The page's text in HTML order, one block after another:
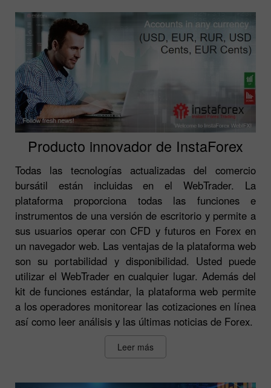
Producto innovador de InstaForex
Todas las tecnologías actualizadas del comercio
bursátil están incluidas en el WebTrader. La
plataforma proporciona todas las funciones e
instrumentos de una versión de escritorio y permite a
sus usuarios operar con CFD y futuros en Forex en
un navegador web. Las ventajas de la plataforma web
son su portabilidad y disponibilidad. Usted puede
utilizar el WebTrader en cualquier lugar. Además del
kit de funciones estándar, la plataforma web permite
a los operadores monitorear las cotizaciones en línea
así como leer análisis y las últimas noticias de Forex.
Leer más